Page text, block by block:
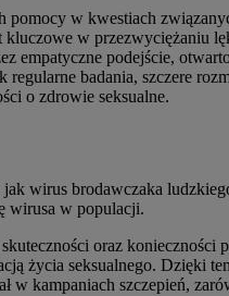
w kwestiach
w przezwyciężaniu
empatyczne podejście,
badania, szczere
o zdrowie seksualne.
wirus brodawczaka
wirusa w populacji.
oraz
życia seksualnego.
kampaniach szczepień,